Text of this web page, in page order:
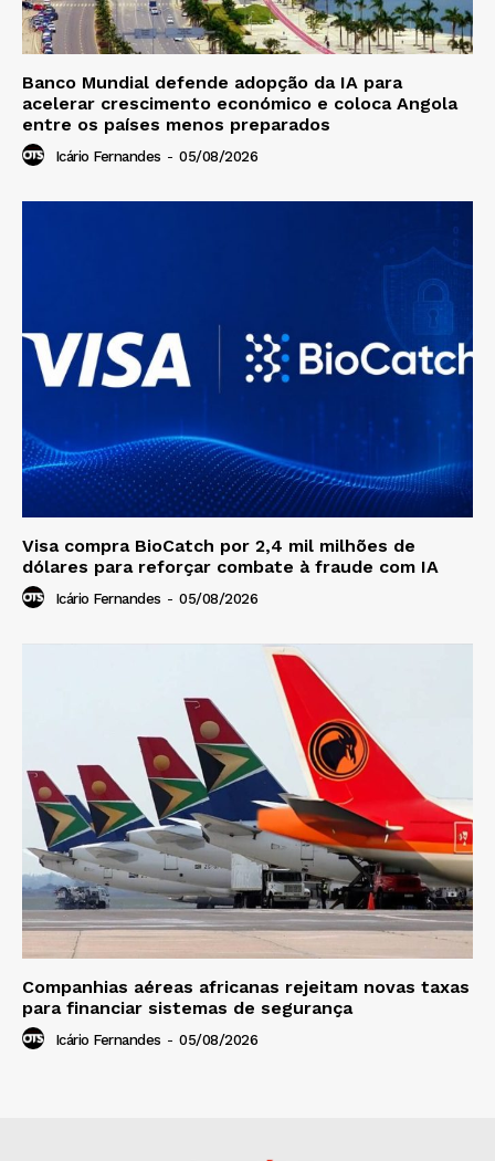
Banco Mundial defende adopção da IA para
acelerar crescimento económico e coloca Angola
entre os países menos preparados
Icário Fernandes - 05/08/2026
Visa compra BioCatch por 2,4 mil milhões de
dólares para reforçar combate à fraude com IA
Icário Fernandes - 05/08/2026
Companhias aéreas africanas rejeitam novas taxas
para financiar sistemas de segurança
Icário Fernandes - 05/08/2026